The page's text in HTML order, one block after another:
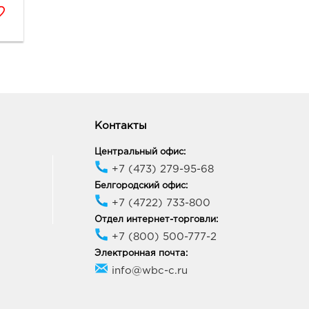
Контакты
Центральный офис:
+7 (473) 279-95-68
Белгородский офис:
+7 (4722) 733-800
Отдел интернет-торговли:
+7 (800) 500-777-2
Электронная почта:
info@wbc-c.ru